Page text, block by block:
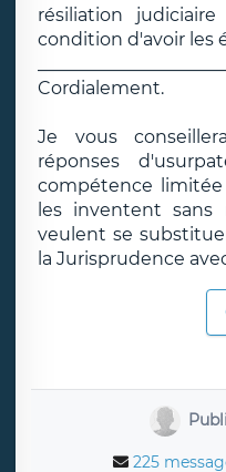
résiliation
condition d'avoir les
Cordialement.
Je vous
réponses
compétence
les inventent sans
veulent se
la Jurisprudence
225